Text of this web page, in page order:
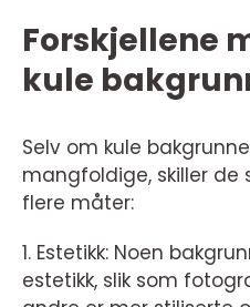
Forskjellene
kule
Selv om kule
mangfoldige, skiller de
flere måter:
1. Estetikk: Noen
estetikk, slik som